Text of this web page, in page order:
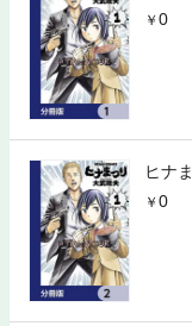
0
ヒナ
0